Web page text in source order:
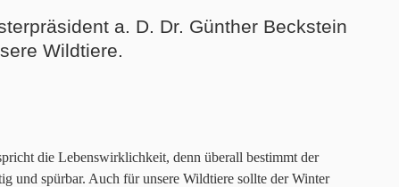
a. D. Dr. Günther Beckstein
Wildtiere.
die Lebenswirklichkeit, denn überall bestimmt der
und spürbar. Auch für unsere Wildtiere sollte der Winter